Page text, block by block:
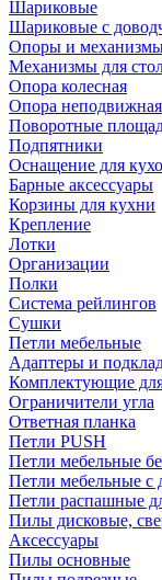
Шариковые
Шариковые с
Опоры и механизмы
Механизмы для
Опора колесная
Опора неподвижная
Поворотные
Подпятники
Оснащение для
Барные аксессуары
Корзины для кухни
Крепление
Лотки
Организации
Полки
Система рейлингов
Сушки
Петли мебельные
Адаптеры и
Комплектующие
Ограничители угла
Ответная планка
Петли PUSH
Петли мебельные
Петли мебельные с
Петли распашные
Пилы дисковые,
Аксессуары
Пилы основные